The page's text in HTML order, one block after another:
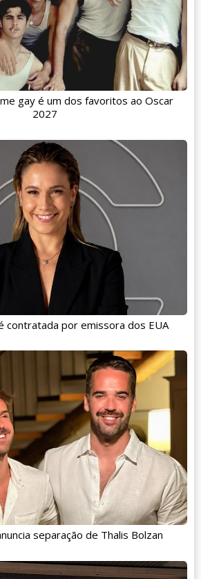
gay é um dos favoritos ao Oscar
2027
contratada por emissora dos EUA
separação de Thalis Bolzan